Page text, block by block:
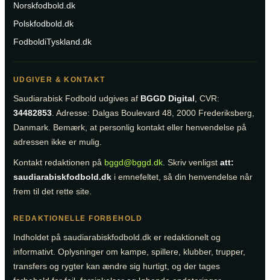
Norskfodbold.dk
Polskfodbold.dk
FodboldiTyskland.dk
UDGIVER & KONTAKT
Saudiarabisk Fodbold udgives af BGGD Digital, CVR:
34482853. Adresse: Dalgas Boulevard 48, 2000 Frederiksberg,
Danmark. Bemærk, at personlig kontakt eller henvendelse på
adressen ikke er mulig.
Kontakt redaktionen på bggd@bggd.dk. Skriv venligst att:
saudiarabiskfodbold.dk i emnefeltet, så din henvendelse når
frem til det rette site.
REDAKTIONELLE FORBEHOLD
Indholdet på saudiarabiskfodbold.dk er redaktionelt og
informativt. Oplysninger om kampe, spillere, klubber, trupper,
transfers og rygter kan ændre sig hurtigt, og der tages